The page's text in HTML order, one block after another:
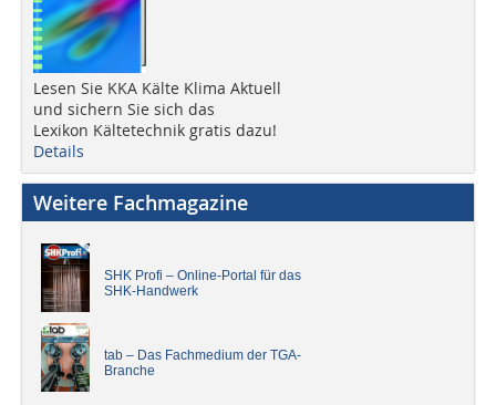
Lesen Sie KKA Kälte Klima Aktuell
und sichern Sie sich das
Lexikon Kältetechnik gratis dazu!
Details
Weitere Fachmagazine
SHK Profi – Online-Portal für das
SHK-Handwerk
tab – Das Fachmedium der TGA-
Branche